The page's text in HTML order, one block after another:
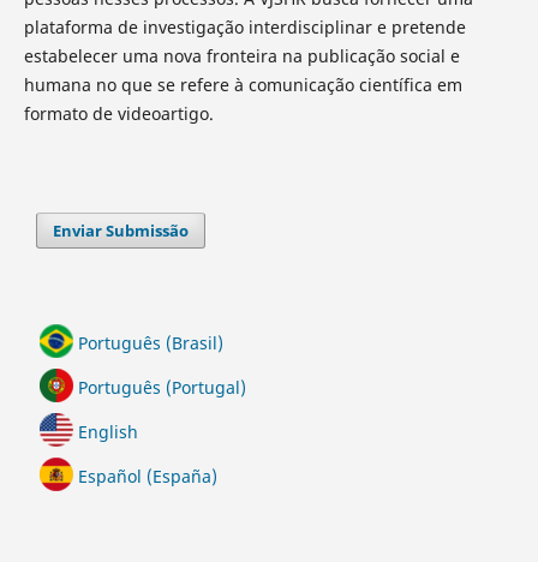
plataforma de investigação interdisciplinar e pretende
estabelecer uma nova fronteira na publicação social e
humana no que se refere à comunicação científica em
formato de videoartigo.
Enviar Submissão
Português (Brasil)
Português (Portugal)
English
Español (España)